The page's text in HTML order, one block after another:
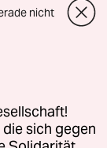
Genehmigungen
nicht
sich gegen